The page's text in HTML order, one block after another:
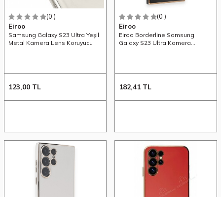
(0 )
Eiroo
Samsung Galaxy S23 Ultra Yeşil
Metal Kamera Lens Koruyucu
123,00 TL
(0 )
Eiroo
Eiroo Borderline Samsung
Galaxy S23 Ultra Kamera
182,41 TL